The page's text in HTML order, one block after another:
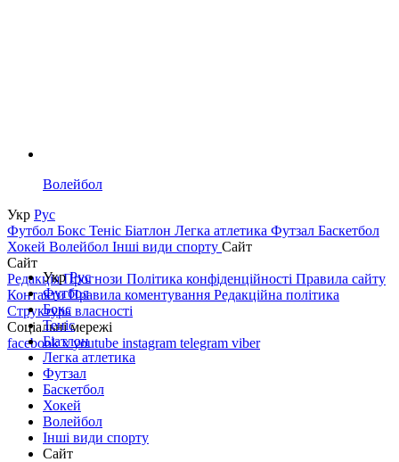
Волейбол
Укр Рус
Футбол Бокс Теніс Біатлон Легка атлетика Футзал Баскетбол
Хокей Волейбол Інші види спорту Сайт
Сайт
РедакціяПрогнози Політика конфіденційності Правила сайту
КонтактиПравила коментування Редакційна політика
Структура власності
Соціальні мережі
facebookxyoutube instagram telegram viber
УкрРус
Футбол
Бокс
Теніс
Біатлон
Легка атлетика
Футзал
Баскетбол
Хокей
Волейбол
Інші види спорту
Сайт